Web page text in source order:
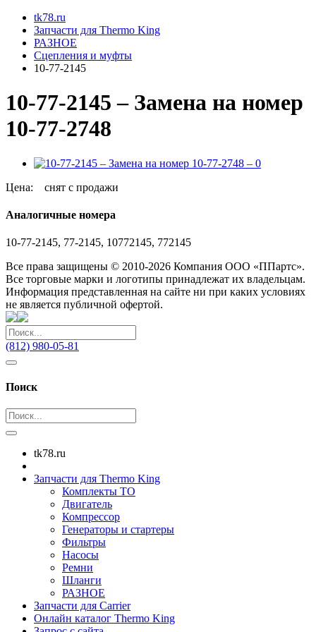
tk78.ru
Запчасти для Thermo King
РАЗНОЕ
Сцепления и муфты
10-77-2145
10-77-2145 – Замена на номер
10-77-2748
Цена: снят с продажи
Аналогичные номера
10-77-2145, 77-2145, 10772145, 772145
Все права защищены © 2010-2026 Компания ООО «ППартс».
Все торговые марки и логотипы принадлежат их владельцам.
Информация представленная на сайте ни при каких условиях
не является публичной офертой.
(812) 980-05-81
Поиск
tk78.ru
Запчасти для Thermo King
Комплекты ТО
Двигатель
Компрессор
Генераторы и стартеры
Фильтры
Насосы
Ремни
Шланги
РАЗНОЕ
Запчасти для Carrier
Онлайн каталог Thermo King